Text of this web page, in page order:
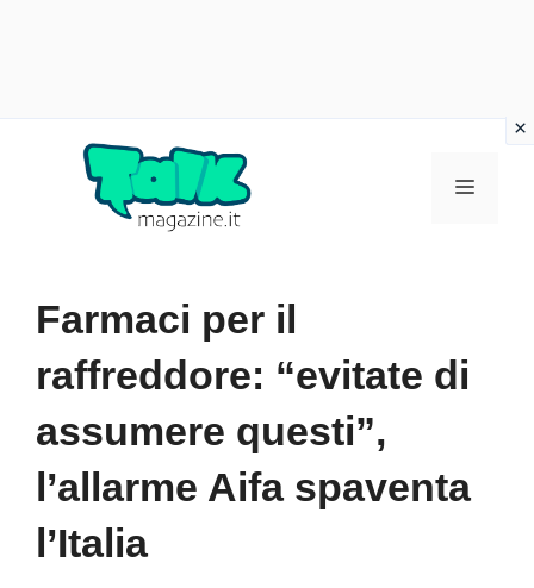
Menu
Farmaci per il
raffreddore: “evitate di
assumere questi”,
l’allarme Aifa spaventa
l’Italia